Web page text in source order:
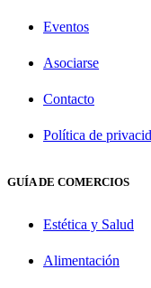
Eventos
Asociarse
Contacto
Política de
GUÍA DE COMERCIOS
Estética y Salud
Alimentación